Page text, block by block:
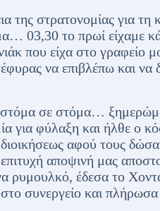
της στρατονομίας για τη
03,30 το πρωί είχαμε
που είχα στο
να επιβλέπω και να
σε στόμα…
για φύλαξη και ήλθε ο
αφού τους
αποψινή μας
έδεσα το
συνεργείο και